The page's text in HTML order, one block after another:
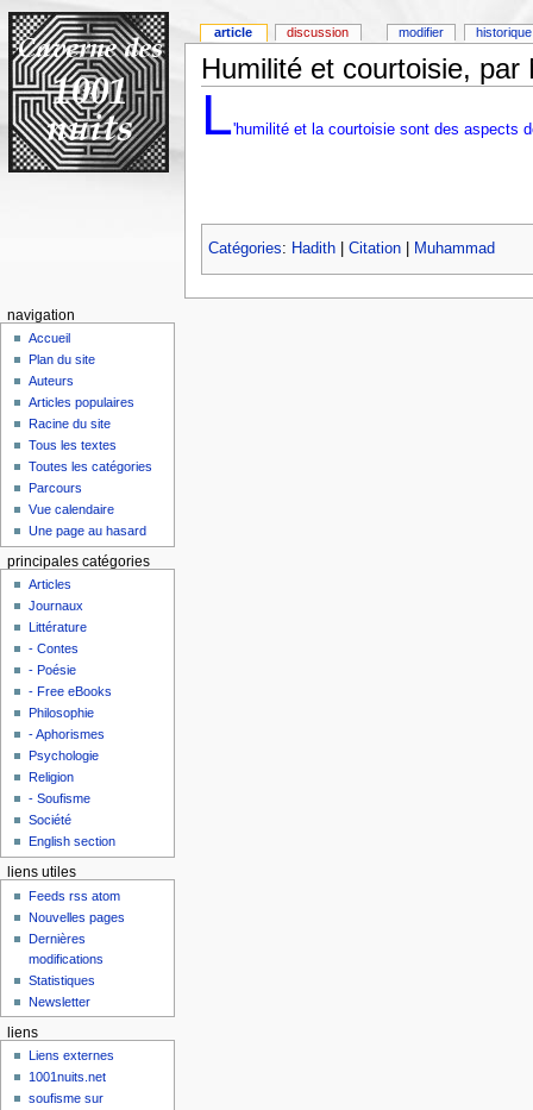
Humilité et courtoisie, par
L'humilité et la courtoisie sont des aspects
Catégories: Hadith| Citation| Muhammad
article discussion modifier historique
navigation
Accueil
Plan du site
Auteurs
Articles populaires
Racine du site
Tous les textes
Toutes les catégories
Parcours
Vue calendaire
Une page au hasard
principales catégories
Articles
Journaux
Littérature
- Contes
- Poésie
- Free eBooks
Philosophie
- Aphorismes
Psychologie
Religion
- Soufisme
Société
English section
liens utiles
Feeds rss atom
Nouvelles pages
Dernières
modifications
Statistiques
Newsletter
liens
Liens externes
1001nuits.net
soufisme sur